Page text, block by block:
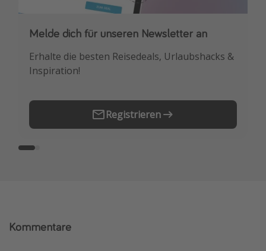
Melde dich für unseren Newsletter an
Erhalte die besten Reisedeals, Urlaubshacks &
Inspiration!
Registrieren
Downloade unsere App
Buche die besten Reiseschnäppchen als
Erstes.
Kommentare